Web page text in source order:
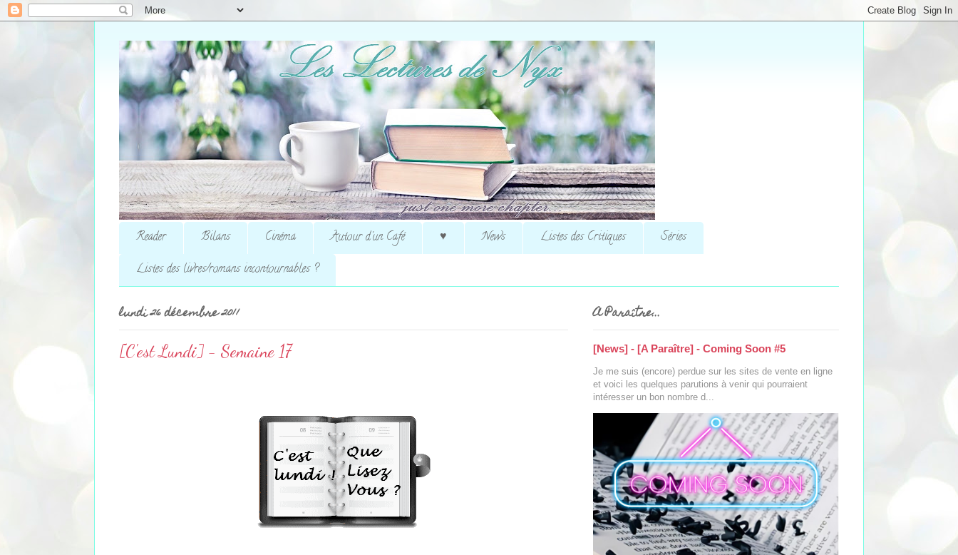
Reader Bilans Cinéma Autour d'un Café ♥ News Listes des Critiques
Séries
Listes des livres/romans incontournables ?
lundi 26 décembre 2011
[C'est Lundi] - Semaine 17
A Paraître...
[News] - [A Paraître] - Coming Soon #5
Je me suis (encore) perdue sur les sites de vente en ligne
et voici les quelques parutions à venir qui pourraient
intéresser un bon nombre d...